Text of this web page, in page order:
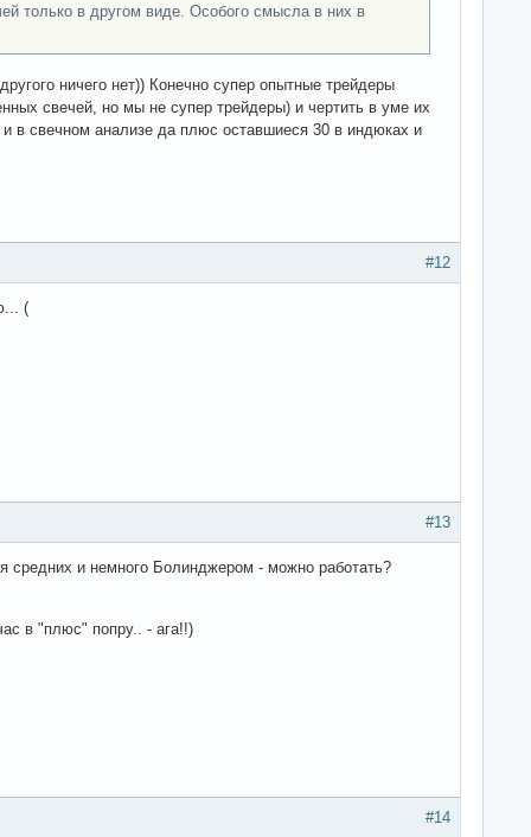
только в другом виде. Особого смысла в них в
ничего нет)) Конечно супер опытные трейдеры
свечей, но мы не супер трейдеры) и чертить в уме их
в свечном анализе да плюс оставшиеся 30 в индюках и
#12
(
#13
средних и немного Болинджером - можно работать?
в "плюс" попру.. - ага!!)
#14